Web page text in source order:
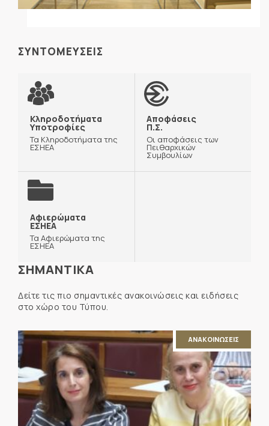
ΣΥΝΤΟΜΕΥΣΕΙΣ
Κληροδοτήματα
Υποτροφίες
Τα Κληροδοτήματα της
ΕΣΗΕΑ
Αποφάσεις
Π.Σ.
Οι αποφάσεις των
Πειθαρχικών
Συμβουλίων
Αφιερώματα
ΕΣΗΕΑ
Τα Αφιερώματα της
ΕΣΗΕΑ
ΣΗΜΑΝΤΙΚΑ
Δείτε τις πιο σημαντικές ανακοινώσεις και ειδήσεις
στο χώρο του Τύπου.
ΑΝΑΚΟΙΝΩΣΕΙΣ